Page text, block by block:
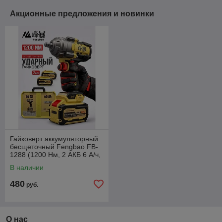
Акционные предложения и новинки
Гайковерт аккумуляторный
бесщеточный Fengbao FB-
1288 (1200 Нм, 2 АКБ 6 А/ч,
В наличии
480 руб.
О нас